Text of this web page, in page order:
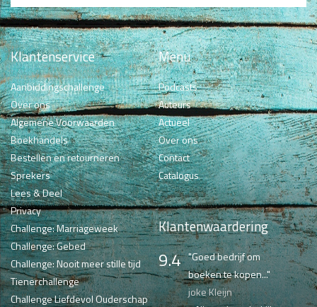
Klantenservice
Aanbiddingschallenge
Over ons
Algemene Voorwaarden
Boekhandels
Bestellen en retourneren
Sprekers
Lees & Deel
Privacy
Challenge: Marriageweek
Challenge: Gebed
Challenge: Nooit meer stille tijd
Tienerchallenge
Challenge Liefdevol Ouderschap
Menu
Podcasts
Auteurs
Actueel
Over ons
Contact
Catalogus
Klantenwaardering
9.4 "Goed bedrijf om
boeken te kopen..."
joke Kleijn